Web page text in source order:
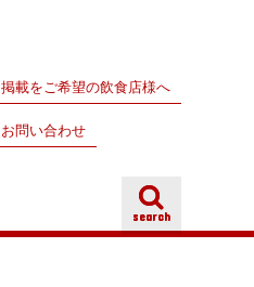
掲載をご希望の飲食店様へ
お問い合わせ
search
search